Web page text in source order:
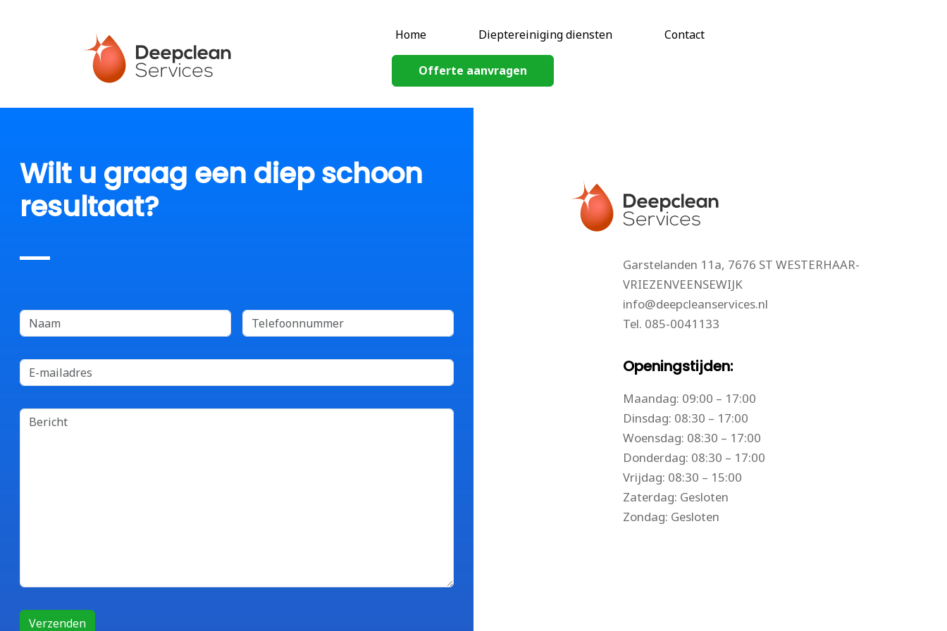
Home Dieptereiniging diensten Contact
Offerte aanvragen
Wilt u graag een diep schoon
resultaat?
Garstelanden 11a, 7676 ST WESTERHAAR-
VRIEZENVEENSEWIJK
info@deepcleanservices.nl
Tel. 085-0041133
Openingstijden:
Maandag: 09:00 – 17:00
Dinsdag: 08:30 – 17:00
Woensdag: 08:30 – 17:00
Donderdag: 08:30 – 17:00
Vrijdag: 08:30 – 15:00
Zaterdag: Gesloten
Zondag: Gesloten